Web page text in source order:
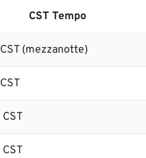
CST Tempo
(mezzanotte)